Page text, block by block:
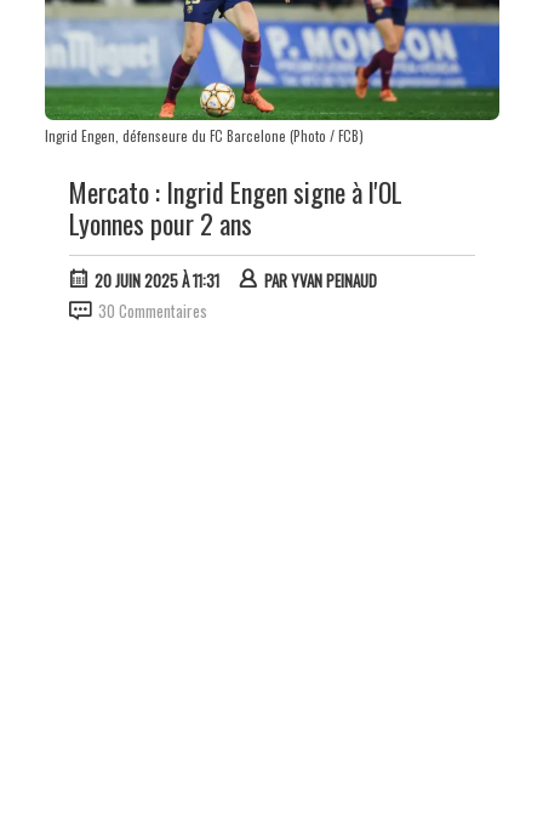
Ingrid Engen, défenseure du FC Barcelone (Photo / FCB)
Mercato : Ingrid Engen signe à l'OL
Lyonnes pour 2 ans
20 JUIN 2025 À 11:31 PARYVAN PEINAUD
30 Commentaires